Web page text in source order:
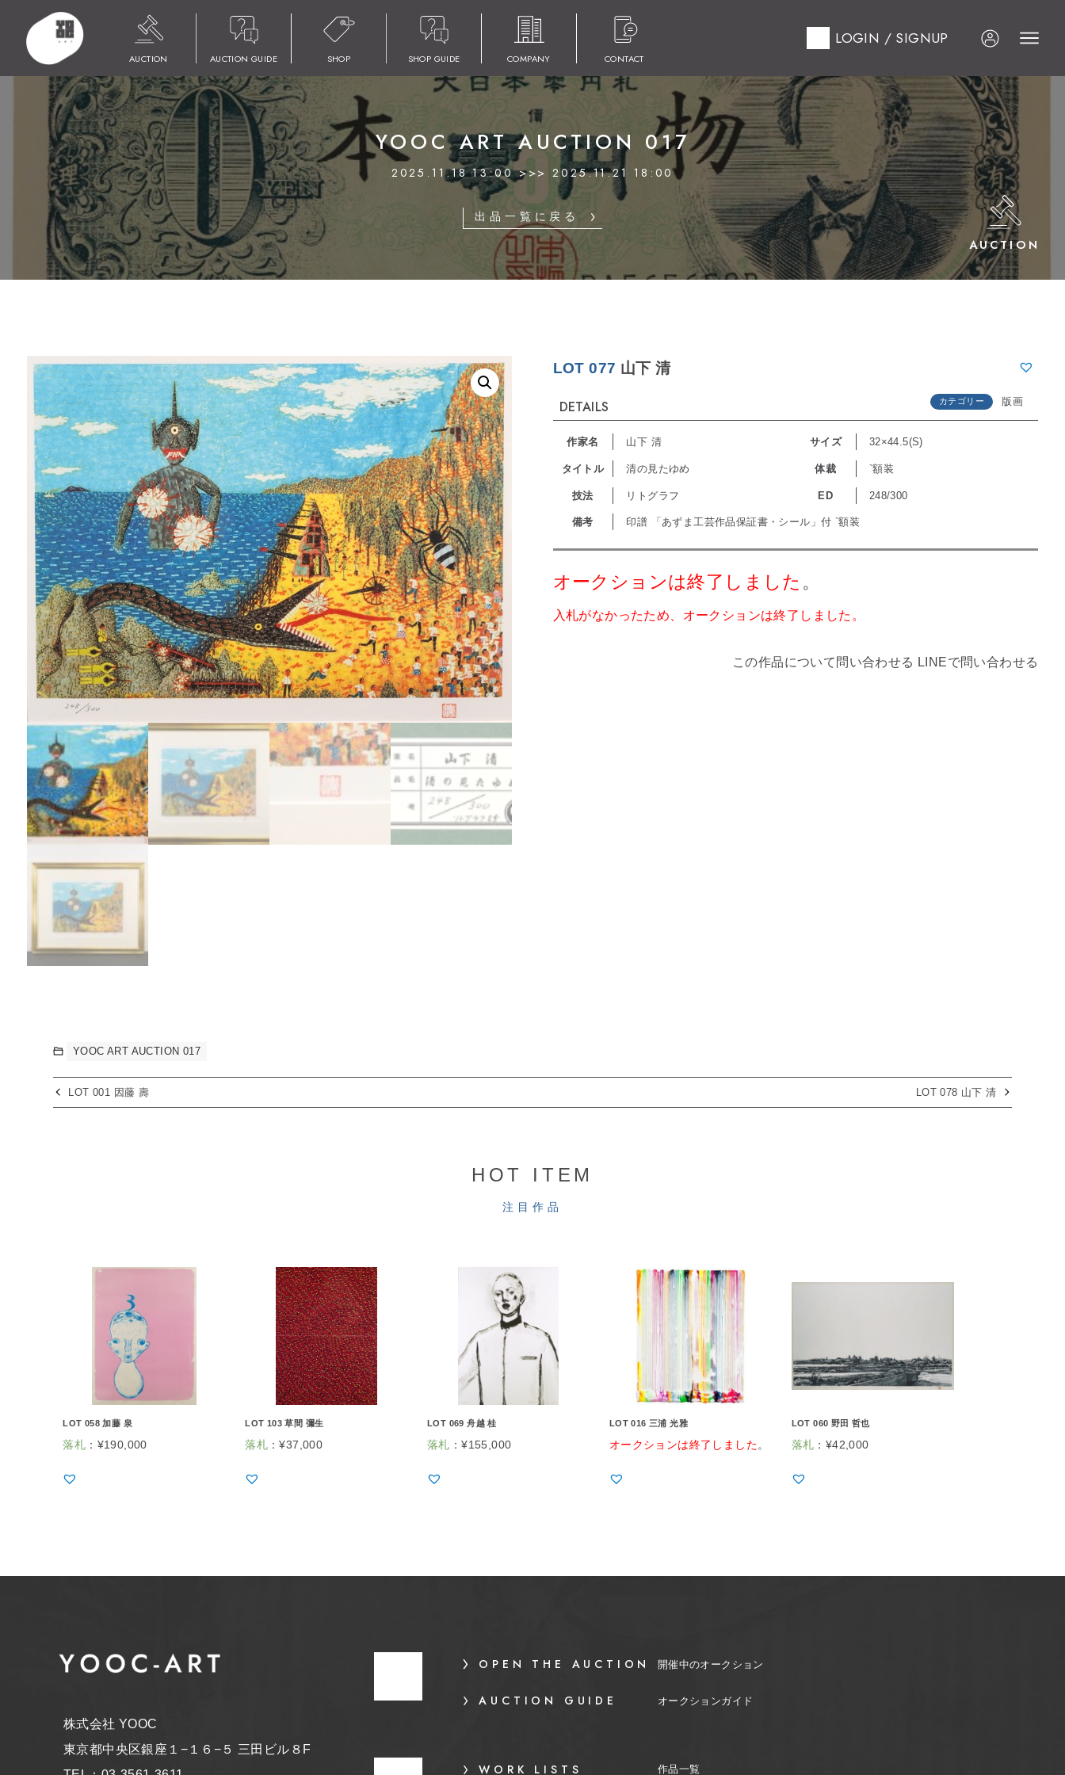
AUCTION AUCTION GUIDE SHOP SHOP GUIDE COMPANY CONTACT
LOGIN / SIGNUP
HOME YOOC ART AUCTION 017 LOT 077 山下 清
YOOC ART AUCTION 017
2025.11.18 13:00 >>> 2025.11.21 18:00
出品一覧に戻る
AUCTION
LOT 077 山下 清
DETAILS カテゴリー 版画
作家名 山下 清 サイズ 32×44.5(S)
タイトル 清の見たゆめ 体裁 `額装
技法 リトグラフ ED 248/300
備考 印譜 「あずま工芸作品保証書・シール」付 `額装
オークションは終了しました 。
入札がなかったため、オークションは終了しました。
この作品について問い合わせる LINEで問い合わせる
YOOC ART AUCTION 017
LOT 001 因藤 壽 LOT 078 山下 清
HOT ITEM
注目作品
LOT 058 加藤 泉
落札 ： ¥190,000
LOT 103 草間 彌生
落札：¥37,000
LOT 069 舟越 桂
落札 ：¥155,000
LOT 016 三浦 光雅
オークションは終了しました 。
LOT 060 野田 哲也
落札 ： ¥42,000
株式会社 YOOC
東京都中央区銀座１−１６−５ 三田ビル８F
OPEN THE AUCTION 開催中のオークション
AUCTION GUIDE オークションガイド
WORK LISTS 作品一覧